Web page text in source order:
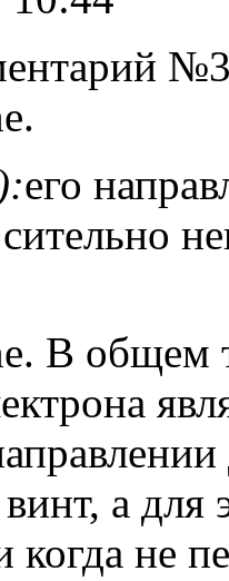
его
В общем
а для
когда не